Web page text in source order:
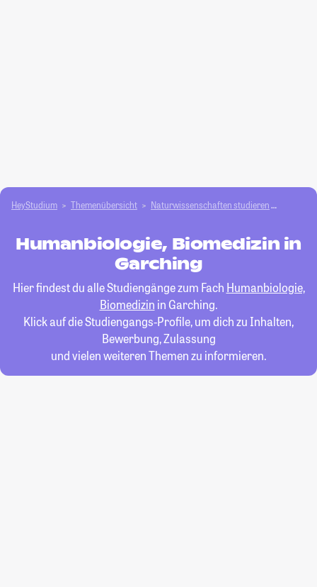
HeyStudium Themenübersicht Natur­wissenschaften studieren
Humanbiologie, Biomedizin in
Garching
Hier findest du alle Studiengänge zum Fach Humanbiologie,
Biomedizin in Garching.
Klick auf die Studiengangs-Profile, um dich zu Inhalten,
Bewerbung, Zulassung
und vielen weiteren Themen zu informieren.